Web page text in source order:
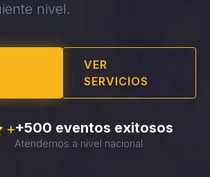
nivel.
VER
SERVICIOS
+500 eventos exitosos
Atendemos a nivel nacional